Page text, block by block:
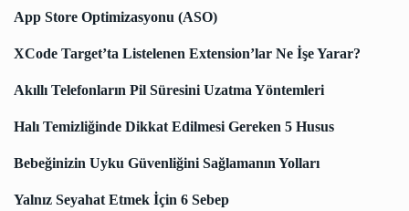
App Store Optimizasyonu (ASO)
XCode Target’ta Listelenen Extension’lar Ne İşe Yarar?
Akıllı Telefonların Pil Süresini Uzatma Yöntemleri
Halı Temizliğinde Dikkat Edilmesi Gereken 5 Husus
Bebeğinizin Uyku Güvenliğini Sağlamanın Yolları
Yalnız Seyahat Etmek İçin 6 Sebep